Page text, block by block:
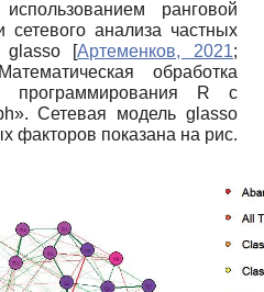
ранговой
анализа частных
glasso [Артеменков, 2021;
обработка
программирования
R с
». Сетевая модельglasso
факторов показана на рис.